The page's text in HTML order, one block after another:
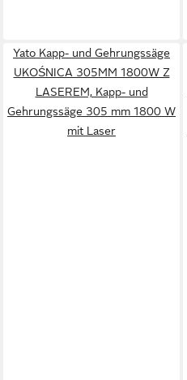
Yato Kapp- und Gehrungssäge
UKOŚNICA 305MM 1800W Z
LASEREM, Kapp- und
Gehrungssäge 305 mm 1800 W
mit Laser